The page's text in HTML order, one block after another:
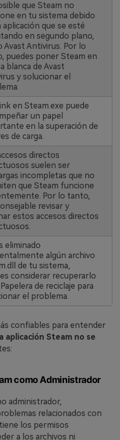
que Steam no
en tu sistema debido
aplicación que se esté
en segundo plano,
Avast Antivirus. Por lo
puedes poner Steam en
blanca de Avast
y solucionar el
en Steam.exe puede
un papel
en la superación de
de carga.
directos
suelen ser
incompletas que no
que Steam funcione
Por lo tanto,
revisar y
estos accesos directos
eliminado
algún archivo
de tu sistema,
considerar recuperarlo
de reciclaje para
el problema.
confiables para entender
aplicación Steam no se
como Administrador
administrador,
relacionados con
los permisos
a los archivos ni